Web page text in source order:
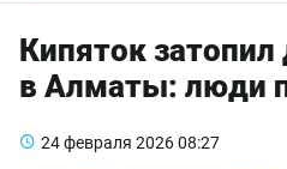
Кипяток
в Алматы: люди
24 февраля 202608:27